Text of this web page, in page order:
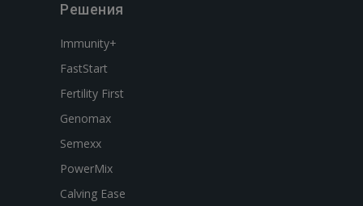
Решения
Immunity+
FastStart
Fertility First
Genomax
Semexx
PowerMix
Calving Ease